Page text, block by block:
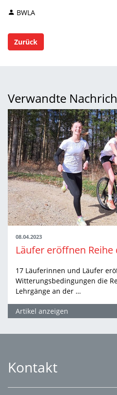
BWLA
Zurück
Verwandte
08.04.2023
17 Läuferinnen und Läufer
Witterungsbedingungen die
Lehrgänge an der …
Artikel anzeigen
Kontakt